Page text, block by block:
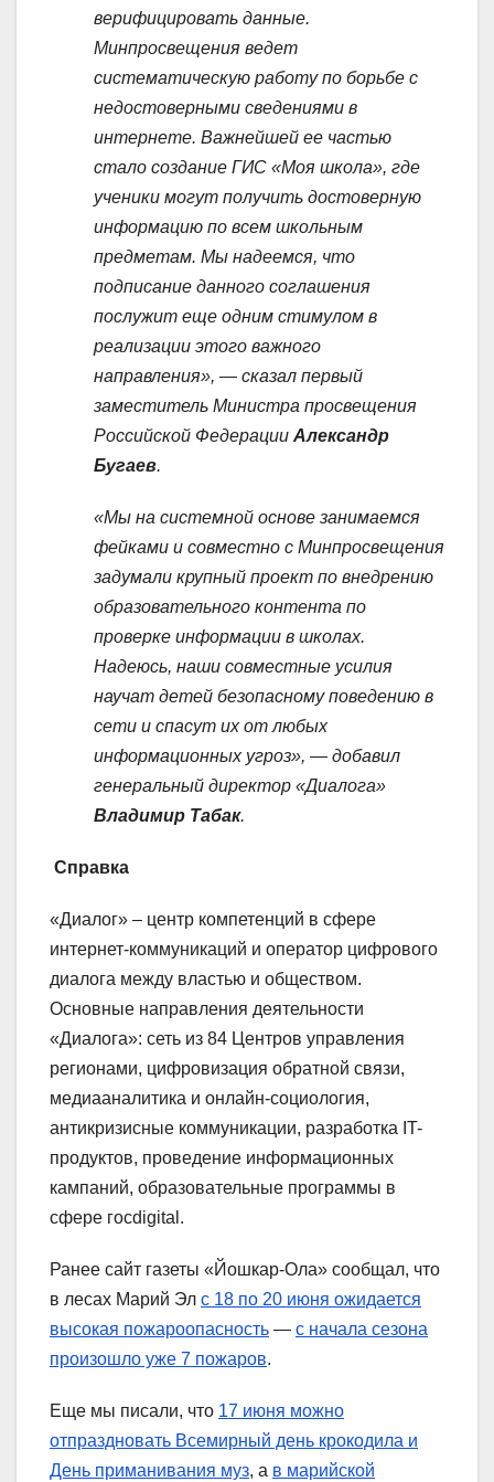
верифицировать данные.
Минпросвещения ведет
систематическую работу по борьбе с
недостоверными сведениями в
интернете. Важнейшей ее частью
стало создание ГИС «Моя школа», где
ученики могут получить достоверную
информацию по всем школьным
предметам. Мы надеемся, что
подписание данного соглашения
послужит еще одним стимулом в
реализации этого важного
направления», — сказал первый
заместитель Министра просвещения
Российской Федерации Александр
Бугаев.
«Мы на системной основе занимаемся
фейками и совместно с Минпросвещения
задумали крупный проект по внедрению
образовательного контента по
проверке информации в школах.
Надеюсь, наши совместные усилия
научат детей безопасному поведению в
сети и спасут их от любых
информационных угроз», — добавил
генеральный директор «Диалога»
Владимир Табак.
Справка
«Диалог» – центр компетенций в сфере
интернет-коммуникаций и оператор цифрового
диалога между властью и обществом.
Основные направления деятельности
«Диалога»: сеть из 84 Центров управления
регионами, цифровизация обратной связи,
медиааналитика и онлайн-социология,
антикризисные коммуникации, разработка IT-
продуктов, проведение информационных
кампаний, образовательные программы в
сфере госdigital.
Ранее сайт газеты «Йошкар-Ола» сообщал, что
в лесах Марий Эл с 18 по 20 июня ожидается
высокая пожароопасность — с начала сезона
произошло уже 7 пожаров.
Еще мы писали, что 17 июня можно
отпраздновать Всемирный день крокодила и
День приманивания муз, а в марийской